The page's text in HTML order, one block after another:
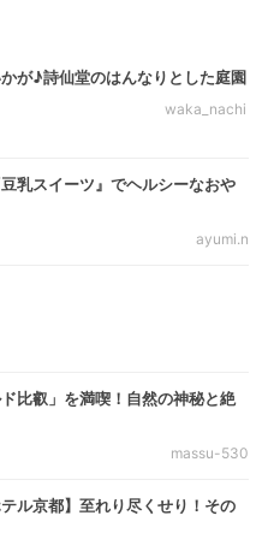
が♪詩仙堂のはんなりとした庭園
waka_nachi
乳スイーツ』でヘルシーなおや
ayumi.n
比叡」を満喫！自然の神秘と絶
massu-530
テル京都】至れり尽くせり！その